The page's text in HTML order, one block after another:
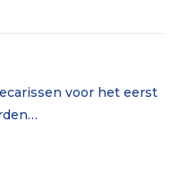
voor het eerst